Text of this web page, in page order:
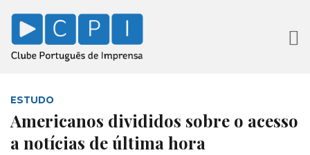
ESTUDO
Americanos divididos sobre o acesso
a notícias de última hora